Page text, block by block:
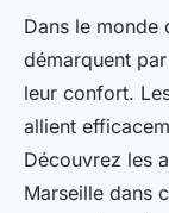
Dans le monde
démarquent
leur confort.
allient
Découvrez les
Marseille dans